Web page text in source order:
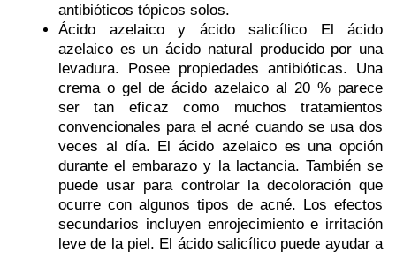
antibióticos tópicos solos.
Ácido azelaico y ácido salicílico El ácido
azelaico es un ácido natural producido por una
levadura. Posee propiedades antibióticas. Una
crema o gel de ácido azelaico al 20 % parece
ser tan eficaz como muchos tratamientos
convencionales para el acné cuando se usa dos
veces al día. El ácido azelaico es una opción
durante el embarazo y la lactancia. También se
puede usar para controlar la decoloración que
ocurre con algunos tipos de acné. Los efectos
secundarios incluyen enrojecimiento e irritación
leve de la piel. El ácido salicílico puede ayudar a